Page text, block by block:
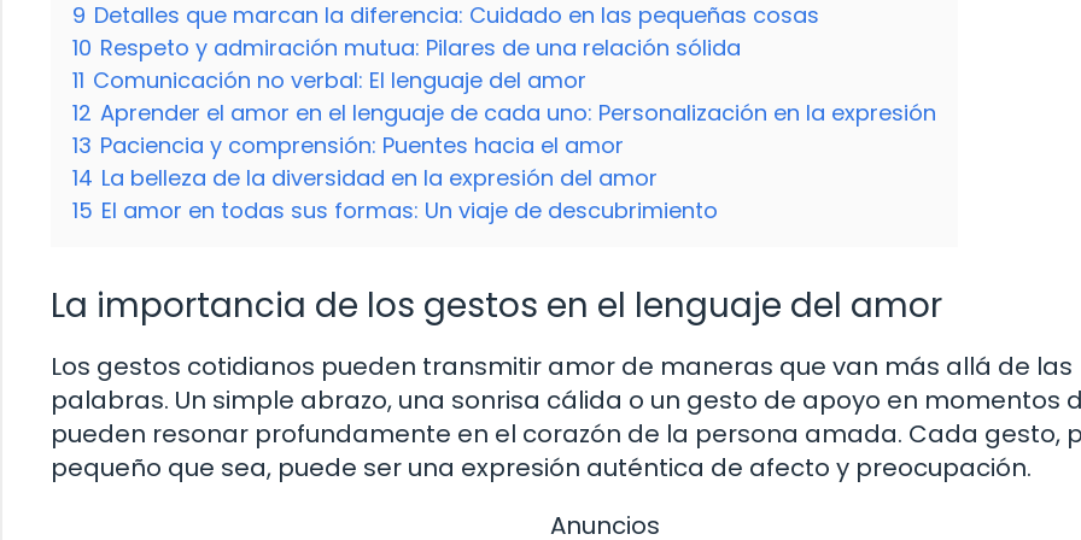
9 Detalles que marcan la diferencia: Cuidado en las pequeñas cosas
10 Respeto y admiración mutua: Pilares de una relación sólida
11 Comunicación no verbal: El lenguaje del amor
12 Aprender el amor en el lenguaje de cada uno: Personalización en la expresión
13 Paciencia y comprensión: Puentes hacia el amor
14 La belleza de la diversidad en la expresión del amor
15 El amor en todas sus formas: Un viaje de descubrimiento
La importancia de los gestos en el lenguaje del amor
Los gestos cotidianos pueden transmitir amor de maneras que van más allá de las
palabras. Un simple abrazo, una sonrisa cálida o un gesto de apoyo en momentos
pueden resonar profundamente en el corazón de la persona amada. Cada gesto,
pequeño que sea, puede ser una expresión auténtica de afecto y preocupación.
Anuncios